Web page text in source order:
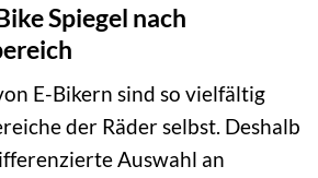
Spiegel nach
E-Bikern sind so vielfältig
der Räder selbst. Deshalb
Auswahl an